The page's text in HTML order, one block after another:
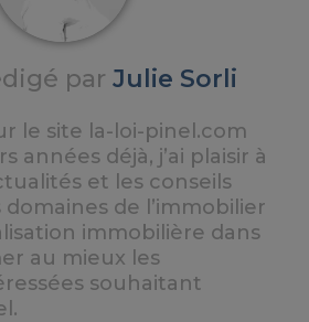
par Julie Sorli
le site la-loi-pinel.com
années déjà, j’ai plaisir à
et les conseils
de l’immobilier
immobilière dans
au mieux les
souhaitant